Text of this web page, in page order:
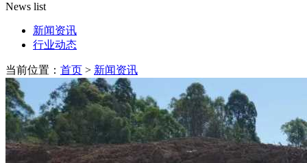
News list
新闻资讯
行业动态
当前位置： 首页 > 新闻资讯